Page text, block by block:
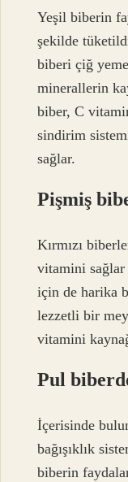
Yeşil biberin
şekilde
biberi çiğ
minerallerin
biber, C
sindirim
sağlar.
Pişmiş
Kırmızı
vitamini sağlar
için de harika
lezzetli bir
vitamini
Pul
İçerisinde
bağışıklık
biberin